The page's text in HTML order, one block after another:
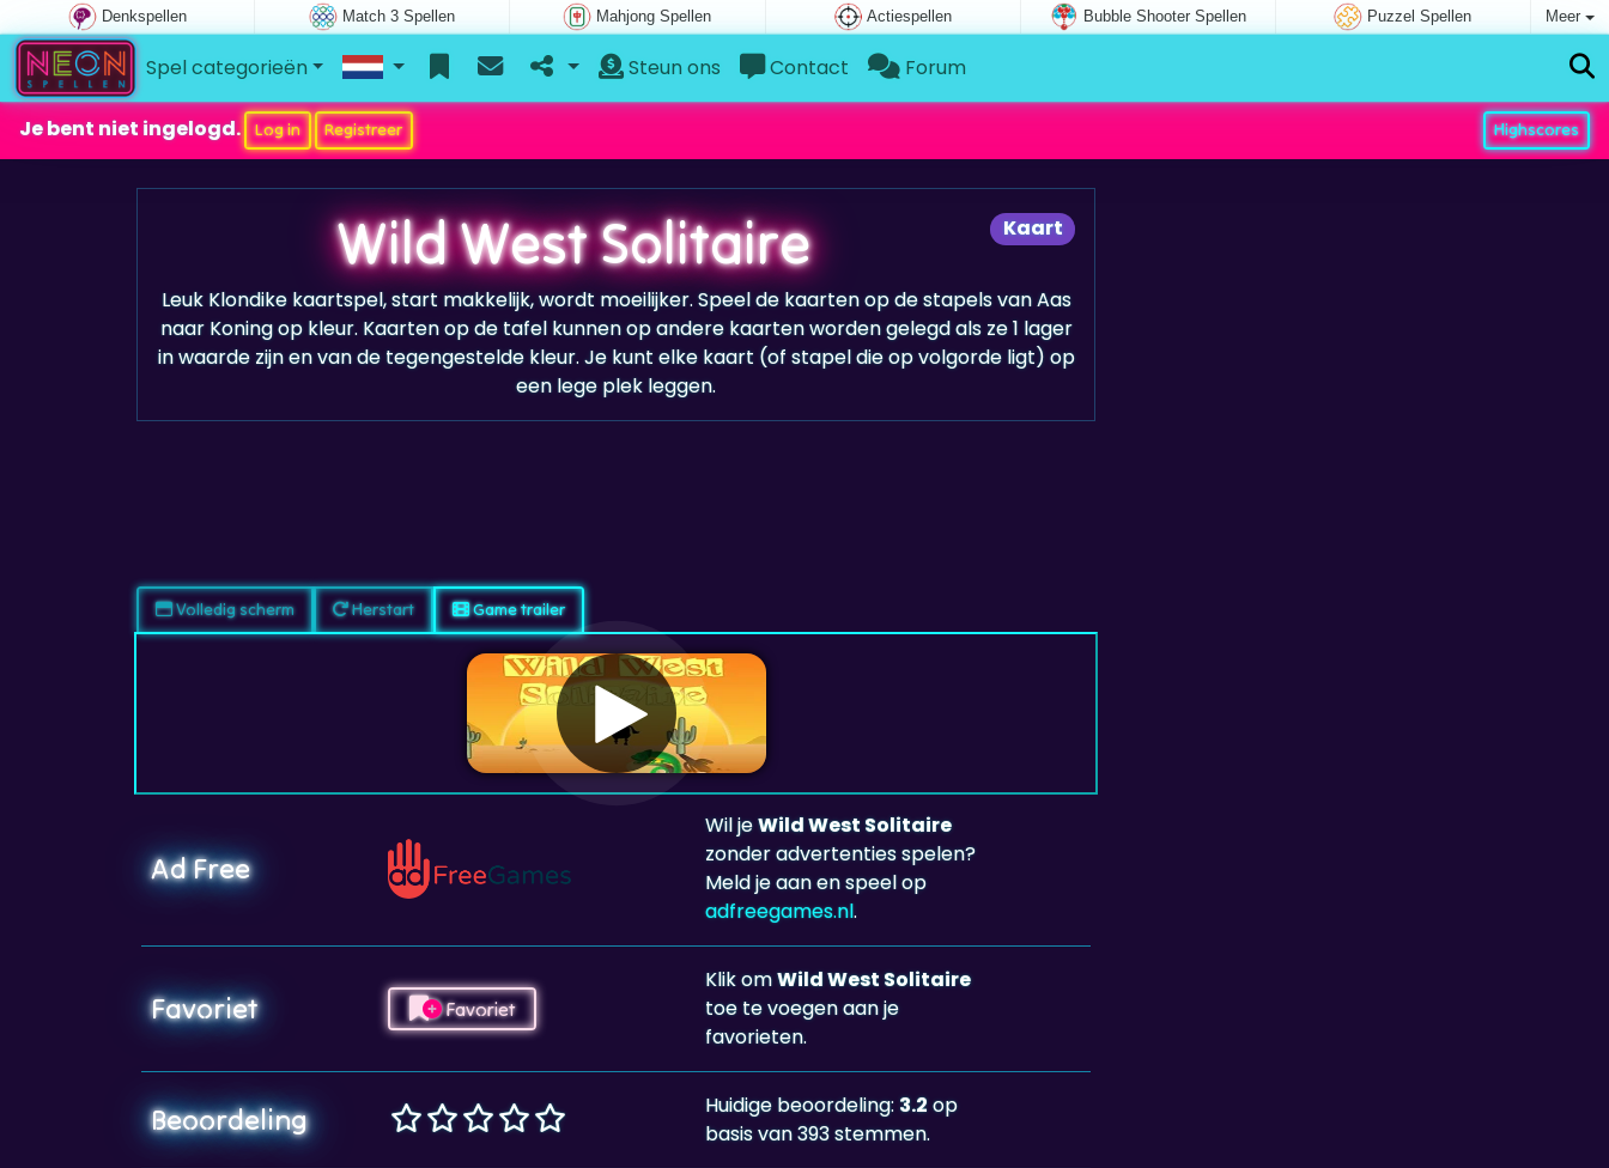
Denkspellen Match 3 Spellen Mahjong Spellen Actiespellen Bubble Shooter Spellen Puzzel Spellen Meer
Spel categorieën Steun ons Contact Forum
Je bent niet ingelogd. Log in Registreer Highscores
Kaart
Wild West Solitaire
Leuk Klondike kaartspel, start makkelijk, wordt moeilijker. Speel de kaarten op de stapels van Aas
naar Koning op kleur. Kaarten op de tafel kunnen op andere kaarten worden gelegd als ze 1 lager
in waarde zijn en van de tegengestelde kleur. Je kunt elke kaart (of stapel die op volgorde ligt) op
een lege plek leggen.
Volledig scherm Herstart Game trailer
Ad Free
Wil jeWild West Solitaire
zonder advertenties spelen?
Meld je aan en speel op
adfreegames.nl.
Favoriet Favoriet
Klik omWild West Solitaire
toe te voegen aan je
favorieten.
Beoordeling Huidige beoordeling: 3.2op
basis van 393 stemmen.